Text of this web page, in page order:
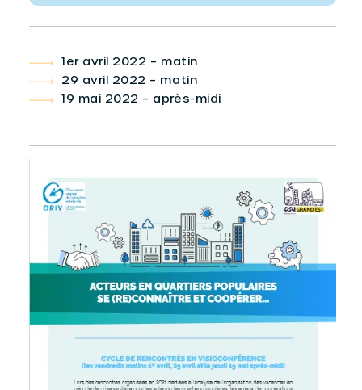
1er avril 2022 – matin
29 avril 2022 – matin
19 mai 2022 – après-midi